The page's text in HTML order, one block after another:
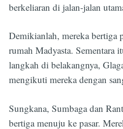
berkeliaran di jalan-jalan
Demikianlah, mereka bertiga
rumah Madyasta. Sementara
langkah di belakangnya,
mengikuti mereka dengan
Sungkana, Sumbaga dan
bertiga menuju ke pasar.